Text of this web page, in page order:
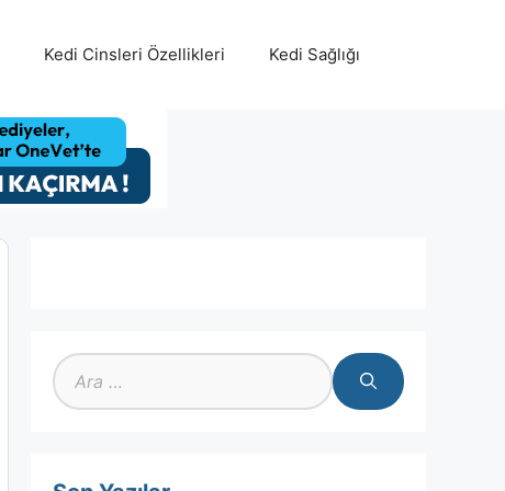
Kedi Cinsleri Özellikleri Kedi Sağlığı
için
ara